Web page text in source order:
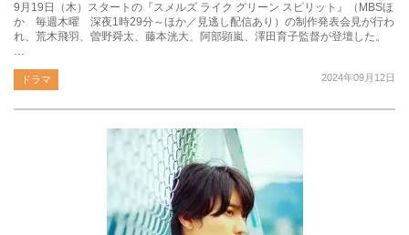
9月19日（木）スタートの『スメルズ ライク グリーン スピリット』（MBSほ
か 毎週木曜 深夜1時29分～ほか／見逃し配信あり）の制作発表会見が行わ
れ、荒木飛羽、曽野舜太、藤本洸大、阿部顕嵐、澤田育子監督が登壇した。
…
2024年09月12日
ドラマ